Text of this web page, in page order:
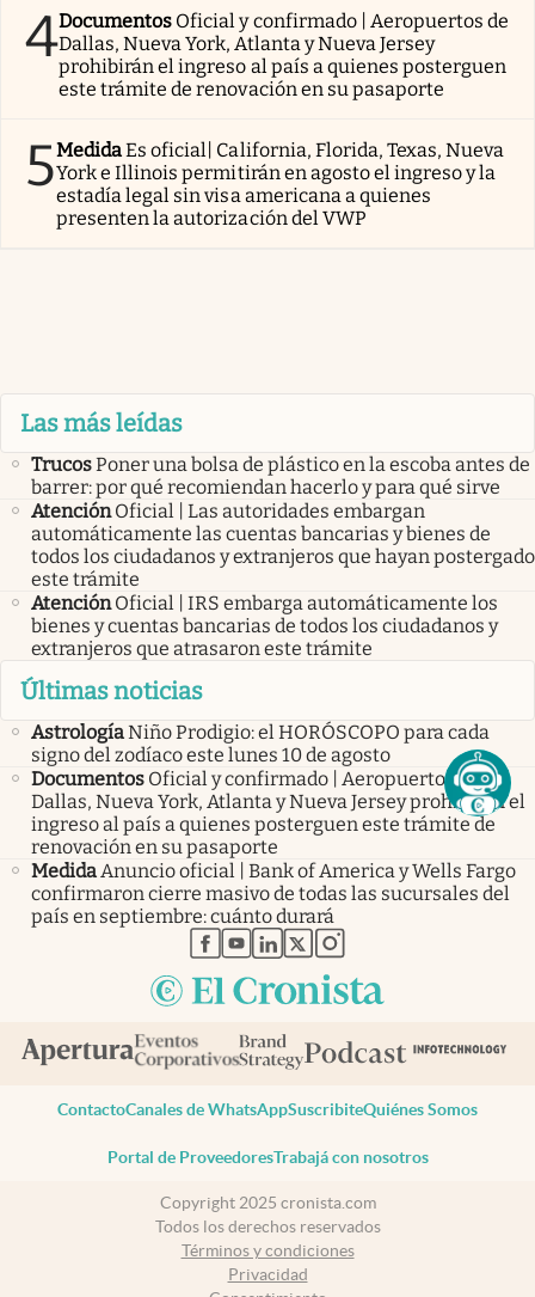
4Documentos Oficial y confirmado | Aeropuertos de
Dallas, Nueva York, Atlanta y Nueva Jersey
prohibirán el ingreso al país a quienes posterguen
este trámite de renovación en su pasaporte
5MedidaEs oficial| California, Florida, Texas, Nueva
York e Illinois permitirán en agosto el ingreso y la
estadía legal sin visa americana a quienes
presenten la autorización del VWP
Las más leídas
TrucosPoner una bolsa de plástico en la escoba antes de
barrer: por qué recomiendan hacerlo y para qué sirve
Atención Oficial | Las autoridades embargan
automáticamente las cuentas bancarias y bienes de
todos los ciudadanos y extranjeros que hayan postergado
este trámite
Atención Oficial | IRS embarga automáticamente los
bienes y cuentas bancarias de todos los ciudadanos y
extranjeros que atrasaron este trámite
Últimas noticias
AstrologíaNiño Prodigio: el HORÓSCOPO para cada
signo del zodíaco este lunes 10 de agosto
Documentos Oficial y confirmado | Aeropuertos de
Dallas, Nueva York, Atlanta y Nueva Jersey prohibirán el
ingreso al país a quienes posterguen este trámite de
renovación en su pasaporte
MedidaAnuncio oficial | Bank of America y Wells Fargo
confirmaron cierre masivo de todas las sucursales del
país en septiembre: cuánto durará
abre en nueva pestaña
abre en nueva pestaña
abre en nueva pestaña
abre en nueva pestaña
abre en nueva pestaña
ContactoCanales de WhatsAppSuscribiteQuiénes Somos
Portal de ProveedoresTrabajá con nosotros
Copyright 2025 cronista.com
Todos los derechos reservados
Términos y condiciones
Privacidad